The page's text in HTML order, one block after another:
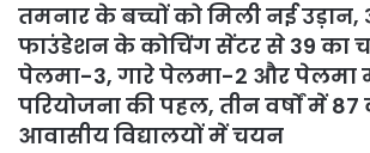
तमनार के बच्चों को मिली नई उड़ान,
फाउंडेशन के कोचिंग सेंटर से 39 का
पेलमा-3, गारे पेलमा-2 और पेलमा
परियोजना की पहल, तीन वर्षों में 87
आवासीय विद्यालयों में चयन